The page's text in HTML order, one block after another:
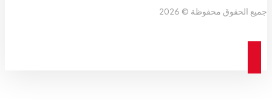
جميع الحقوق محفوظة © 2026